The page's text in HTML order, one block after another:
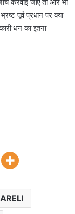
करवाई जाए तो और भी
पूर्व प्रधान पर क्या
धन का इतना